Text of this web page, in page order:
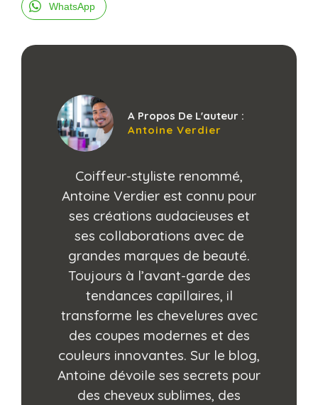
WhatsApp
A Propos De L'auteur :
Antoine Verdier
Coiffeur-styliste renommé,
Antoine Verdier est connu pour
ses créations audacieuses et
ses collaborations avec de
grandes marques de beauté.
Toujours à l’avant-garde des
tendances capillaires, il
transforme les chevelures avec
des coupes modernes et des
couleurs innovantes. Sur le blog,
Antoine dévoile ses secrets pour
des cheveux sublimes, des